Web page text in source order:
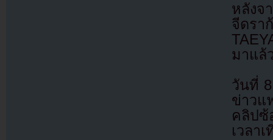
หลังจ
จีดรา
มาแล้
วันที่
ข่าวแ
คลิปซ้
เวลา